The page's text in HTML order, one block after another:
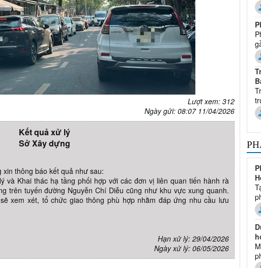
Lượt xem: 312
Ngày gửi: 08:07 11/04/2026
Kết quả xử lý
Sở Xây dựng
thông báo kết quả như sau:
và Khai thác hạ tầng phối hợp với các đơn vị liên quan tiến hành rà
trên tuyến đường Nguyễn Chí Diễu cũng như khu vực xung quanh.
xem xét, tổ chức giao thông phù hợp nhằm đáp ứng nhu cầu lưu
Hạn xử lý: 29/04/2026
Ngày xử lý: 06/05/2026